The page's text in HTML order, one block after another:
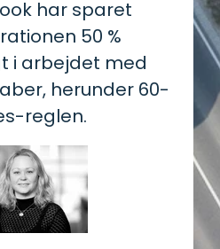
har sparet
50 %
i arbejdet med
herunder 60-
reglen.